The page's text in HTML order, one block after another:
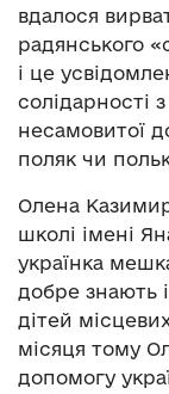
вдалося
радянського
і це
солідарності
несамовитої
поляк чи
Олена
школі імені
українка
добре знають
дітей
місяця тому
допомогу